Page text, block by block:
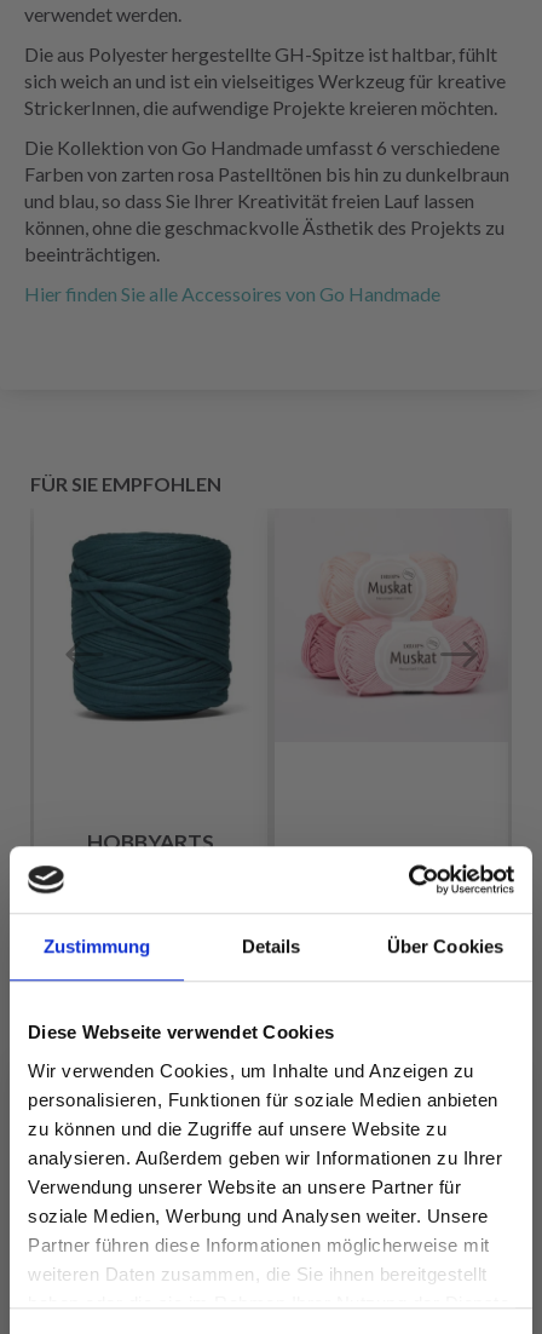
Zustimmung Details Über Cookies
Diese Webseite verwendet Cookies
Wir verwenden Cookies, um Inhalte und Anzeigen zu
personalisieren, Funktionen für soziale Medien anbieten
zu können und die Zugriffe auf unsere Website zu
analysieren. Außerdem geben wir Informationen zu Ihrer
Verwendung unserer Website an unsere Partner für
soziale Medien, Werbung und Analysen weiter. Unsere
Partner führen diese Informationen möglicherweise mit
weiteren Daten zusammen, die Sie ihnen bereitgestellt
haben oder die sie im Rahmen Ihrer Nutzung der Dienste
verwendet werden.
Die aus Polyester hergestellte GH-Spitze ist haltbar, fühlt
sich weich an und ist ein vielseitiges Werkzeug für kreative
StrickerInnen, die aufwendige Projekte kreieren möchten.
Die Kollektion von Go Handmade umfasst 6 verschiedene
Farben von zarten rosa Pastelltönen bis hin zu dunkelbraun
und blau, so dass Sie Ihrer Kreativität freien Lauf lassen
können, ohne die geschmackvolle Ästhetik des Projekts zu
beeinträchtigen.
Hier finden Sie alle Accessoires von Go Handmade
FÜR SIE EMPFOHLEN
HOBBYARTS
EUR 7.90
Alle Optionen
ansehen
EUR 1.99
ansehen
ANDERE HABEN SICH AUCH ANGESEHEN
Spare bis zu 50%